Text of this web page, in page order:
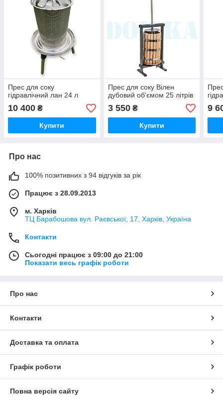
Прес для соку
гідравлічний лан 24 л
10 400 ₴
Купити
Прес для соку Вілен
дубовий об'ємом 25 літрів
3 550₴
Купити
9
Про нас
100% позитивних з 94 відгуків за рік
Працює з 28.09.2013
м. Харків
ТЦ Барабошова вул. Раєвської, 17, Харків, Україна
Контакти
Сьогодні працює з 09:00 до 21:00
Показати весь графік роботи
Про нас
Контакти
Доставка та оплата
Графік роботи
Повна версія сайту